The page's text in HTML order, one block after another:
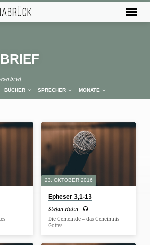
BÜCHER SPRECHER MONATE
23. OKTOBER 2016
Epheser 3,1-13
Stefan Hahn
Die Gemeinde – das Geheimnis
Gottes